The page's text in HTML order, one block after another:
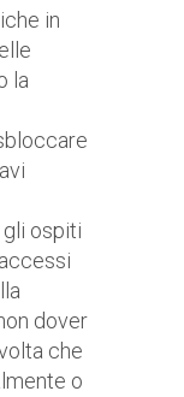
in
la
ospiti
dover
che
o